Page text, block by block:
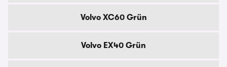
Volvo XC60 Grün
Volvo EX40 Grün